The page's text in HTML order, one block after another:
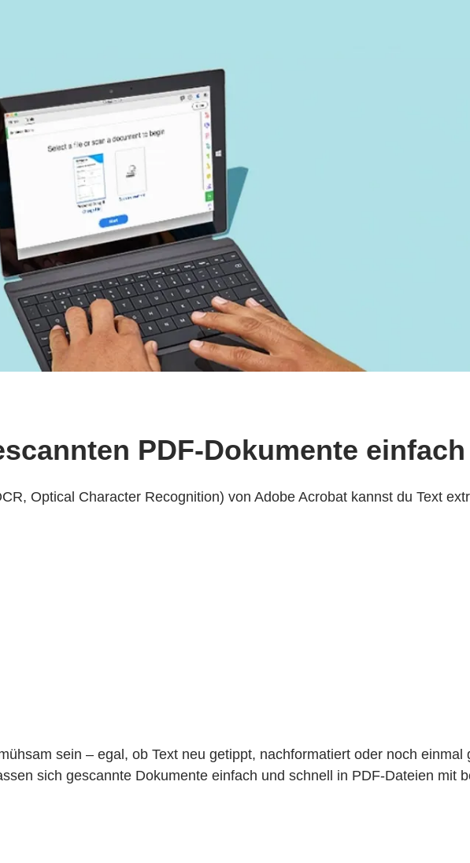
PDF-Dokumente
Optical Character Recognition) von Adobe Acrobat kannst du Text
sein – egal, ob Text neu getippt, nachformatiert oder noch
sich gescannte Dokumente einfach und schnell in PDF-Dateien mit